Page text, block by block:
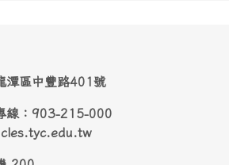
潭區中豐路401號
：903-215-000